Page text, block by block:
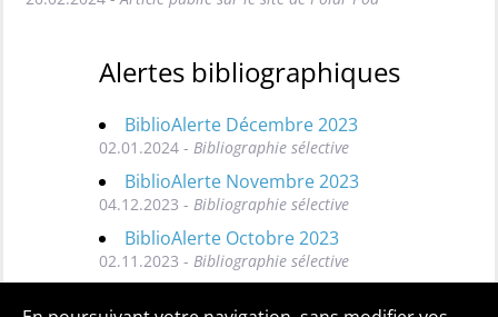
Alertes bibliographiques
BiblioAlerte Décembre 2023
02.01.2024 - Bibliographie sélective
BiblioAlerte Novembre 2023
04.12.2023 - Bibliographie sélective
BiblioAlerte Octobre 2023
02.11.2023 - Bibliographie sélective